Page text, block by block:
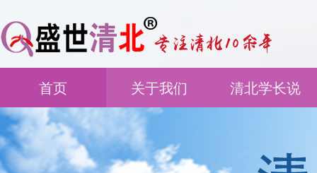
首页 关于我们 清北学长说